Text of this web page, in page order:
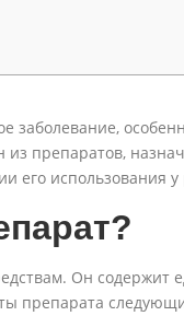
заболевание,
из препаратов,
его использования у
Он содержит
препарата